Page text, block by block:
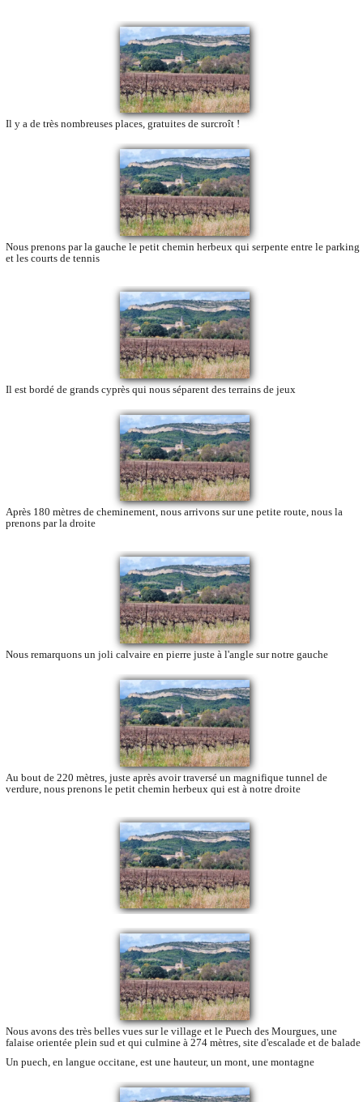
Il y a de très nombreuses places, gratuites de surcroît !
Nous prenons par la gauche le petit chemin herbeux qui serpente entre le parking
et les courts de tennis
Il est bordé de grands cyprès qui nous séparent des terrains de jeux
Après 180 mètres de cheminement, nous arrivons sur une petite route, nous la
prenons par la droite
Nous remarquons un joli calvaire en pierre juste à l'angle sur notre gauche
Au bout de 220 mètres, juste après avoir traversé un magnifique tunnel de
verdure, nous prenons le petit chemin herbeux qui est à notre droite
Nous avons des très belles vues sur le village et le Puech des Mourgues, une
falaise orientée plein sud et qui culmine à 274 mètres, site d'escalade et de balade
Un puech, en langue occitane, est une hauteur, un mont, une montagne